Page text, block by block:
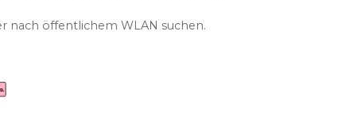
nach öffentlichem WLAN suchen.